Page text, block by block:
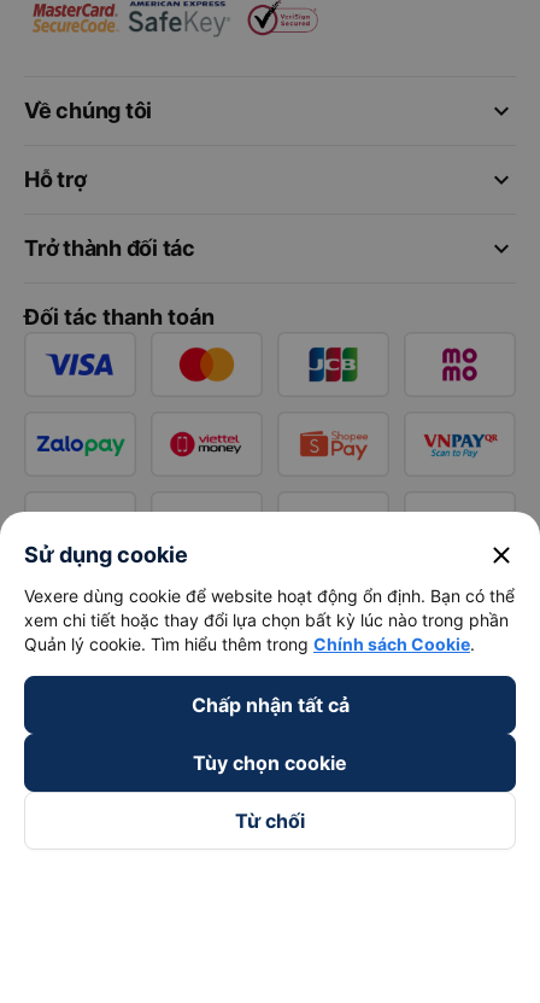
keyboard_arrow_down
Về chúng tôi
keyboard_arrow_down
Hỗ trợ
keyboard_arrow_down
Trở thành đối tác
Đối tác thanh toán
Sử dụng cookie close
Vexere dùng cookie để website hoạt động ổn định. Bạn có thể
xem chi tiết hoặc thay đổi lựa chọn bất kỳ lúc nào trong phần
Quản lý cookie. Tìm hiểu thêm trong Chính sách Cookie.
Chấp nhận tất cả
Tùy chọn cookie
Từ chối